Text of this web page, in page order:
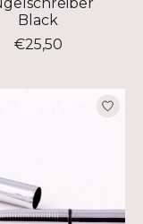
Black
€25,50